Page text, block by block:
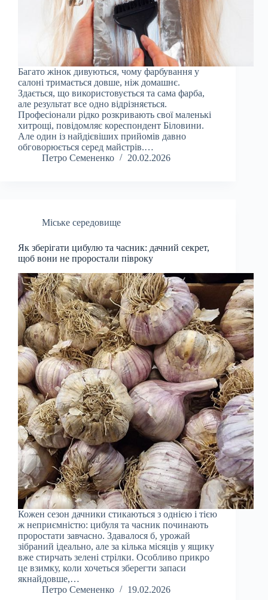
Багато жінок дивуються, чому фарбування у
салоні тримається довше, ніж домашнє.
Здається, що використовується та сама фарба,
але результат все одно відрізняється.
Професіонали рідко розкривають свої маленькі
хитрощі, повідомляє кореспондент Біловини.
Але один із найдієвіших прийомів давно
обговорюється серед майстрів.…
Петро Семененко
20.02.2026
Міське середовище
Як зберігати цибулю та часник: дачний секрет,
щоб вони не проростали півроку
Кожен сезон дачники стикаються з однією і тією
ж неприємністю: цибуля та часник починають
проростати завчасно. Здавалося б, урожай
зібраний ідеально, але за кілька місяців у ящику
вже стирчать зелені стрілки. Особливо прикро
це взимку, коли хочеться зберегти запаси
якнайдовше,…
Петро Семененко
19.02.2026